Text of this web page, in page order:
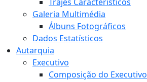
Trajes Característicos
Galeria Multimédia
Álbuns Fotográficos
Dados Estatísticos
Autarquia
Executivo
Composição do Executivo